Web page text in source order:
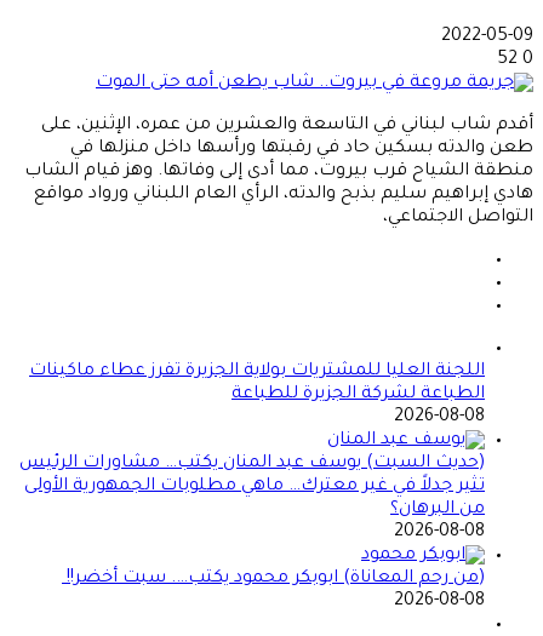
2022-05-09
0
أقدم شاب لبناني في التاسعة والعشرين من عمره، الإثنين، على
طعن والدته بسكين حاد في رقبتها ورأسها داخل منزلها في
منطقة الشياح قرب بيروت، مما أدى إلى وفاتها. وهز قيام الشاب
هادي إبراهيم سليم بذبح والدته، الرأي العام اللبناني ورواد مواقع
التواصل الاجتماعي،
اللجنة العليا للمشتريات بولاية الجزيرة تفرز عطاء ماكينات
الطباعة لشركة الجزيرة للطباعة
2026-08-08
(حديث السبت) يوسف عبد المنان يكتب… مشاورات الرئيس
تثير جدلاً في غير معترك… ماهي مطلوبات الجمهورية الأولى
من البرهان؟
2026-08-08
(من رحم المعاناة) ابوبكر محمود يكتب…. سبت أخضر!!
2026-08-08